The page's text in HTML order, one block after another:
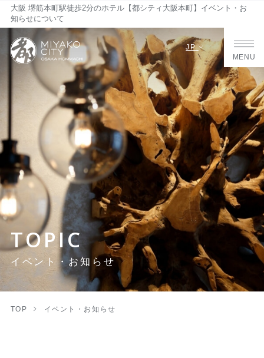
大阪 堺筋本町駅徒歩2分のホテル【都シティ大阪本町】イベント・お
知らせについて
JP
MENU
TOPIC
イベント・お知らせ
TOP イベント・お知らせ